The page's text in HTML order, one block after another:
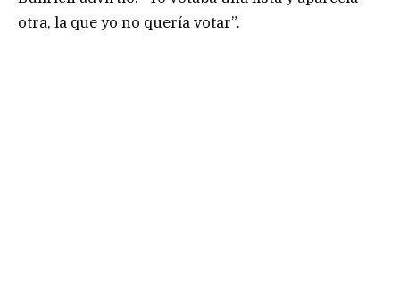
otra, la que yo no quería votar”.